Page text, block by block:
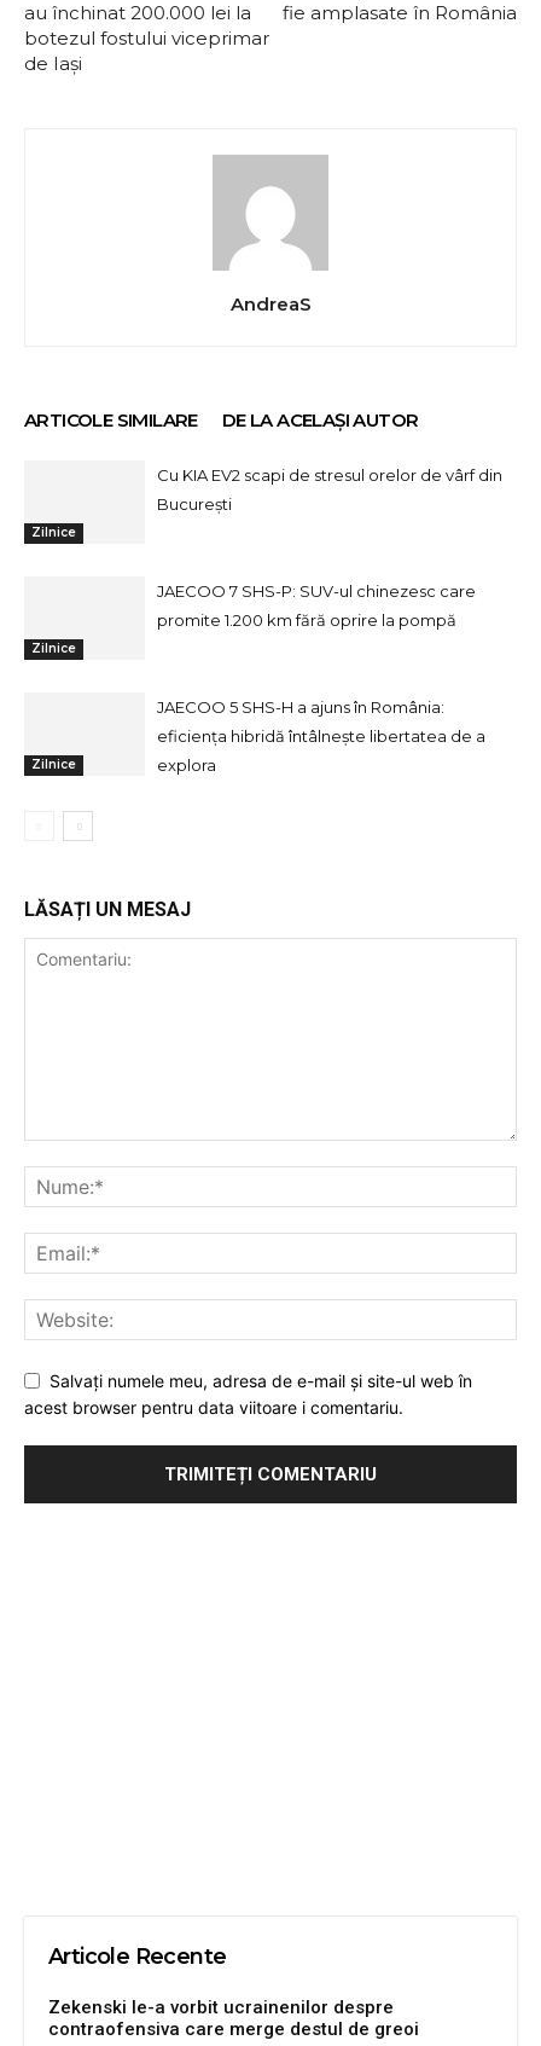
au închinat 200.000 lei la
botezul fostului viceprimar
de Iași
fie amplasate în România
AndreaS
ARTICOLE SIMILARE DE LA ACELAȘI AUTOR
Zilnice
Cu KIA EV2 scapi de stresul orelor de vârf din
București
Zilnice
JAECOO 7 SHS-P: SUV-ul chinezesc care
promite 1.200 km fără oprire la pompă
Zilnice
JAECOO 5 SHS-H a ajuns în România:
eficiența hibridă întâlnește libertatea de a
explora
LĂSAȚI UN MESAJ
Salvați numele meu, adresa de e-mail și site-ul web în
acest browser pentru data viitoare i comentariu.
Articole Recente
Zekenski le-a vorbit ucrainenilor despre
contraofensiva care merge destul de greoi